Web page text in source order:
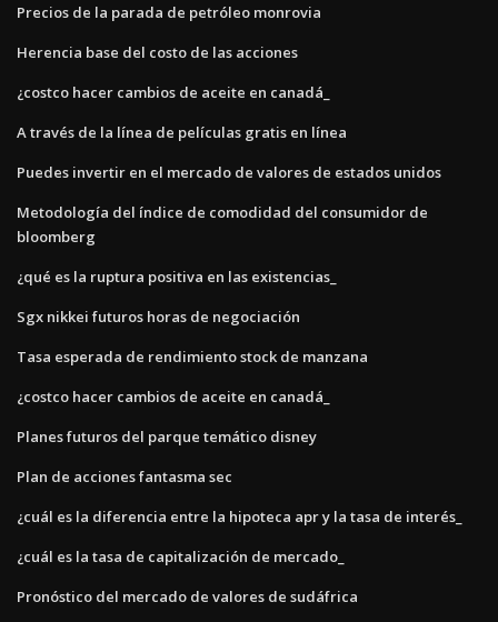
Precios de la parada de petróleo monrovia
Herencia base del costo de las acciones
¿costco hacer cambios de aceite en canadá_
A través de la línea de películas gratis en línea
Puedes invertir en el mercado de valores de estados unidos
Metodología del índice de comodidad del consumidor de
bloomberg
¿qué es la ruptura positiva en las existencias_
Sgx nikkei futuros horas de negociación
Tasa esperada de rendimiento stock de manzana
¿costco hacer cambios de aceite en canadá_
Planes futuros del parque temático disney
Plan de acciones fantasma sec
¿cuál es la diferencia entre la hipoteca apr y la tasa de interés_
¿cuál es la tasa de capitalización de mercado_
Pronóstico del mercado de valores de sudáfrica